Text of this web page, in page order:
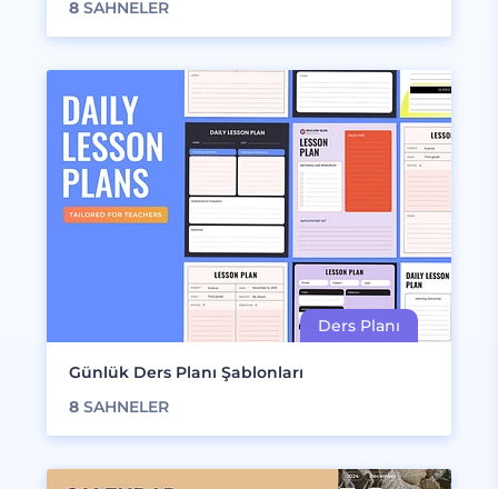
8 SAHNELER
Günlük Ders Planı Şablonları
8 SAHNELER